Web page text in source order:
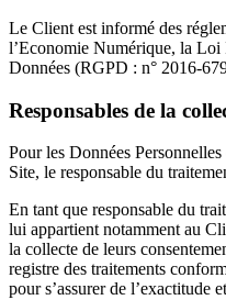
Le Client est informé des
l’Economie Numérique, la Loi
Données (RGPD : n° 2016-
Responsables de la
Pour les Données
Site, le responsable du
En tant que responsable du
lui appartient notamment au
la collecte de leurs
registre des traitements
pour s’assurer de l’exactitude